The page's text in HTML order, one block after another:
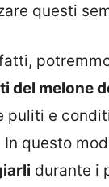
questi
del melone
puliti e
questo
durante i